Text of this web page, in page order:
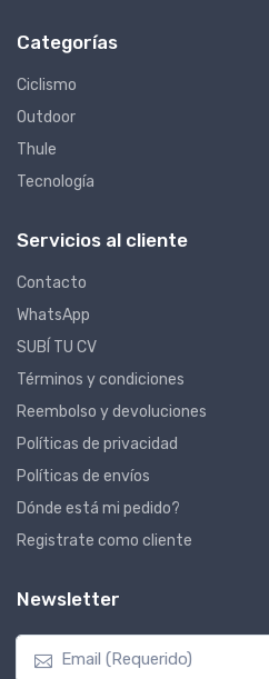
Categorías
Ciclismo
Outdoor
Thule
Tecnología
Servicios al cliente
Contacto
WhatsApp
SUBÍ TU CV
Términos y condiciones
Reembolso y devoluciones
Políticas de privacidad
Políticas de envíos
Dónde está mi pedido?
Registrate como cliente
Newsletter